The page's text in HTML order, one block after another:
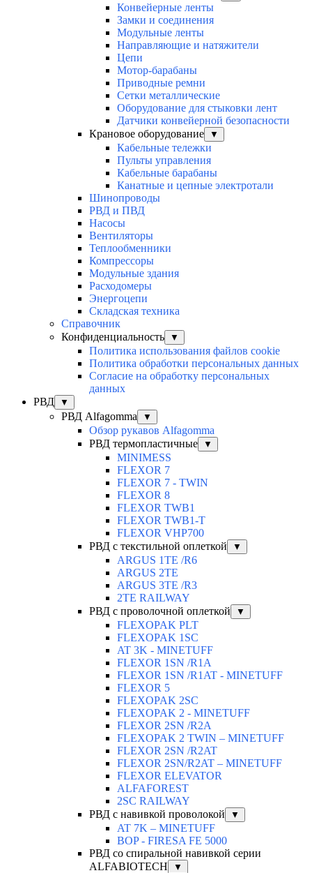
Конвейерные ленты
Замки и соединения
Модульные ленты
Направляющие и натяжители
Цепи
Мотор-барабаны
Приводные ремни
Сетки металлические
Оборудование для стыковки лент
Датчики конвейерной безопасности
Крановое оборудование
▼
Кабельные тележки
Пульты управления
Кабельные барабаны
Канатные и цепные электротали
Шинопроводы
РВД и ПВД
Насосы
Вентиляторы
Теплообменники
Компрессоры
Модульные здания
Расходомеры
Энергоцепи
Складская техника
Справочник
Конфиденциальность
▼
Политика использования файлов cookie
Политика обработки персональных данных
Согласие на обработку персональных
данных
РВД
▼
РВД Alfagomma ▼
Обзор рукавов Alfagomma
РВД термопластичные
▼
MINIMESS
FLEXOR 7
FLEXOR 7 - TWIN
FLEXOR 8
FLEXOR TWB1
FLEXOR TWB1-T
FLEXOR VHP700
РВД с текстильной оплеткой
▼
ARGUS 1TE /R6
ARGUS 2TЕ
ARGUS 3TE /R3
2TE RAILWAY
РВД с проволочной оплеткой
▼
FLEXOPAK PLT
FLEXOPAK 1SС
AT 3K - MINETUFF
FLEXOR 1SN /R1A
FLEXOR 1SN /R1AT - MINETUFF
FLEXOR 5
FLEXOPAK 2SС
FLEXOPAK 2 - MINETUFF
FLEXOR 2SN /R2A
FLEXOPAK 2 TWIN – MINETUFF
FLEXOR 2SN /R2AT
FLEXOR 2SN/R2AT – MINETUFF
FLEXOR ELEVATOR
ALFAFOREST
2SC RAILWAY
РВД с навивкой проволокой
▼
AT 7K – MINETUFF
BOP - FIRESA FE 5000
РВД со спиральной навивкой серии
ALFABIOTECH
▼